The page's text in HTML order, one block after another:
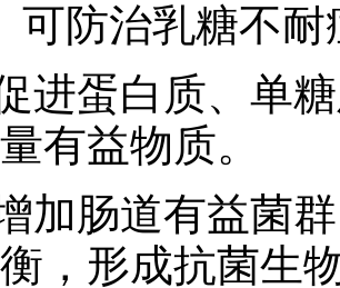
治乳糖不耐
蛋白质、单糖
有益物质。
肠道有益菌群
，形成抗菌生